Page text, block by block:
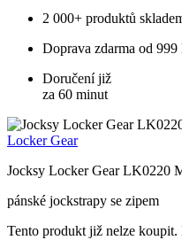
2 000+ produktů
Doprava zdarma od
Doručení již
za 60 minut
Locker Gear
Jocksy Locker Gear LK0220
pánské jockstrapy se zipem
Tento produkt již nelze koupit.